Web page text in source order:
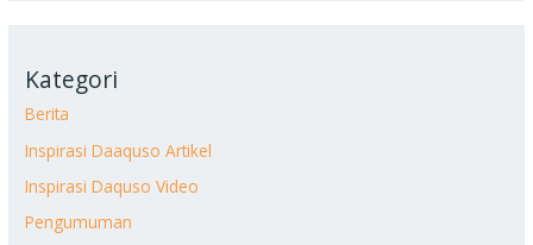
Kategori
Berita
Inspirasi Daaquso Artikel
Inspirasi Daquso Video
Pengumuman